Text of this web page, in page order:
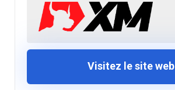
Visitez le site web